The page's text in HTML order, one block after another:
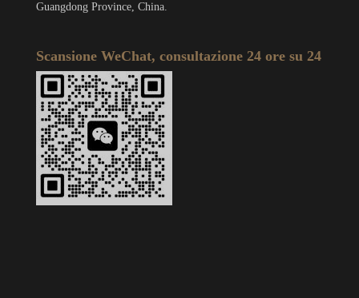
Guangdong Province, China.
Scansione WeChat, consultazione 24 ore su 24